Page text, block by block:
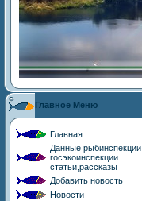
Главное Меню
Главная
Данные рыбинспекции,
госэкоинспекции
статьи,рассказы
Добавить новость
Новости